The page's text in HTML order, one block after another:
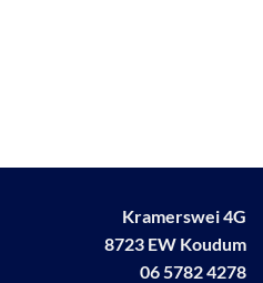
Kramerswei 4G
8723 EW Koudum
06 5782 4278